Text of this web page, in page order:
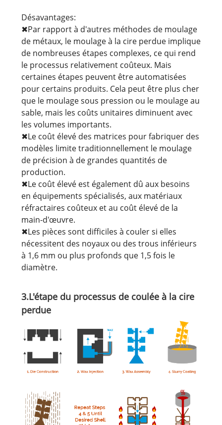
Désavantages:
✖Par rapport à d'autres méthodes de moulage
de métaux, le moulage à la cire perdue implique
de nombreuses étapes complexes, ce qui rend
le processus relativement coûteux. Mais
certaines étapes peuvent être automatisées
pour certains produits. Cela peut être plus cher
que le moulage sous pression ou le moulage au
sable, mais les coûts unitaires diminuent avec
les volumes importants.
✖Le coût élevé des matrices pour fabriquer des
modèles limite traditionnellement le moulage
de précision à de grandes quantités de
production.
✖Le coût élevé est également dû aux besoins
en équipements spécialisés, aux matériaux
réfractaires coûteux et au coût élevé de la
main-d'œuvre.
✖Les pièces sont difficiles à couler si elles
nécessitent des noyaux ou des trous inférieurs
à 1,6 mm ou plus profonds que 1,5 fois le
diamètre.
3.L'étape du processus de coulée à la cire
perdue